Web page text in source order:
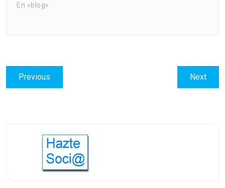
En «blog»
Navegación
de
Previous
post:
NextNext
post: